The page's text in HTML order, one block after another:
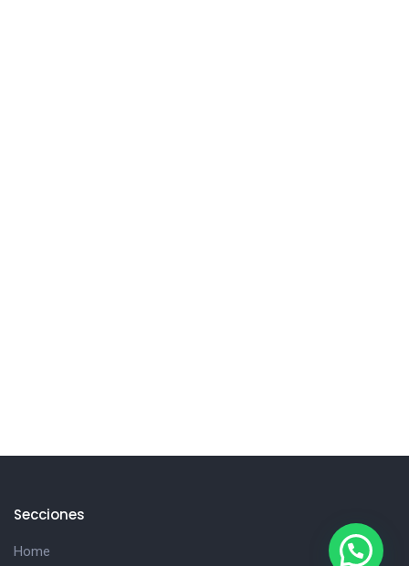
Secciones
Home